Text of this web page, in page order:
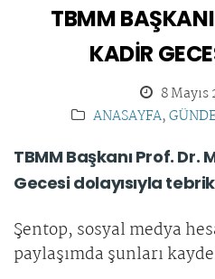
TBMM
KADİR
8 Mayıs
ANASAYFA,
TBMM Başkanı Prof.
Gecesi dolayısıyla
Şentop, sosyal medya
paylaşımda şunları